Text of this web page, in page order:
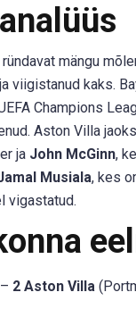
mängu
viigistanud kaks.
Champions
Aston Villa
ja John McGinn,
Musiala, kes
vigastatud.
2 Aston Villa